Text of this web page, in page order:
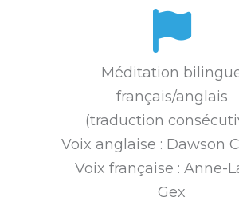
Méditation
français/anglais
(traduction
Voix anglaise : Dawson
Voix française : Anne-
Gex